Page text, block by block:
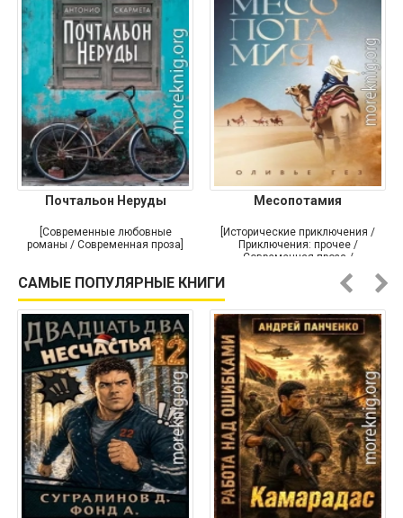
Почтальон Неруды
[Современные любовные
романы / Современная проза]
Месопотамия
[Исторические приключения /
Приключения: прочее /
Современная проза /
САМЫЕ ПОПУЛЯРНЫЕ КНИГИ